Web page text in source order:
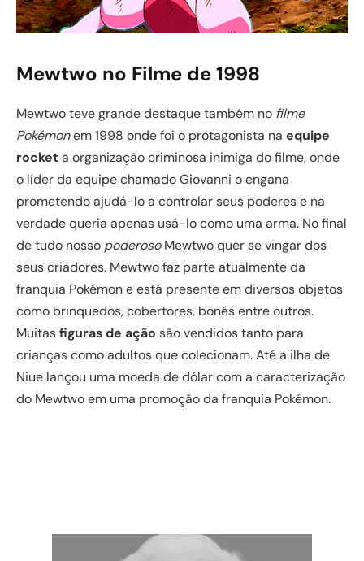
Mewtwo no Filme de 1998
Mewtwo teve grande destaque também no filme
Pokémonem 1998 onde foi o protagonista na equipe
rocketa organização criminosa inimiga do filme, onde
o líder da equipe chamado Giovanni o engana
prometendo ajudá-lo a controlar seus poderes e na
verdade queria apenas usá-lo como uma arma. No final
de tudo nosso poderosoMewtwo quer se vingar dos
seus criadores. Mewtwo faz parte atualmente da
franquia Pokémon e está presente em diversos objetos
como brinquedos, cobertores, bonés entre outros.
Muitasfiguras de ação são vendidos tanto para
crianças como adultos que colecionam. Até a ilha de
Niue lançou uma moeda de dólar com a caracterização
do Mewtwo em uma promoção da franquia Pokémon.